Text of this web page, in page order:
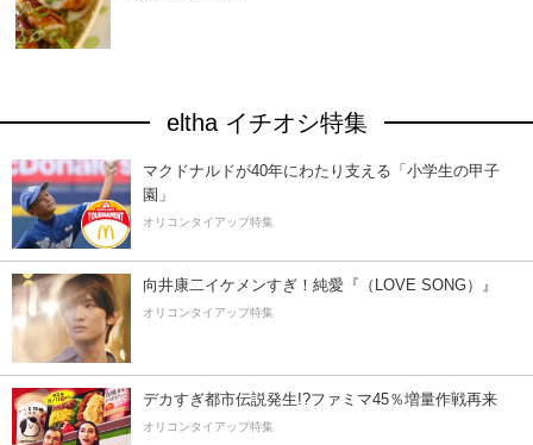
eltha イチオシ特集
マクドナルドが40年にわたり支える「小学生の甲子
園」
オリコンタイアップ特集
向井康二イケメンすぎ！純愛『（LOVE SONG）』
オリコンタイアップ特集
デカすぎ都市伝説発生!?ファミマ45％増量作戦再来
オリコンタイアップ特集